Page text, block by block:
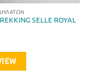
SELLE ROYAL